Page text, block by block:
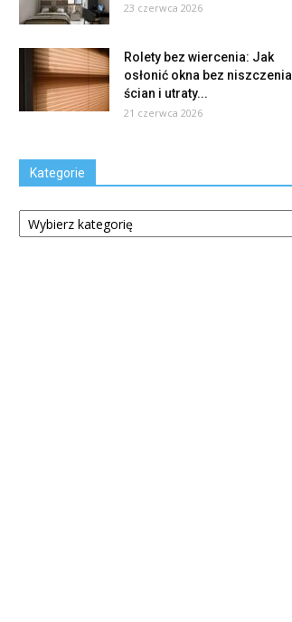
23 czerwca 2026
Rolety bez wiercenia: Jak
osłonić okna bez niszczenia
ścian i utraty...
21 czerwca 2026
Kategorie
Kategorie